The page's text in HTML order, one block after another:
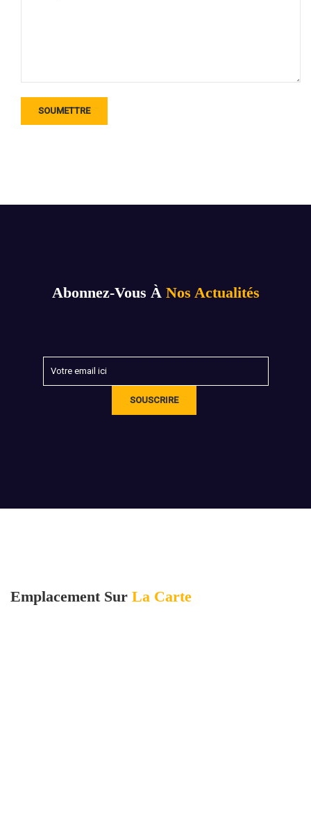
Abonnez-Vous À Nos Actualités
Emplacement Sur La Carte